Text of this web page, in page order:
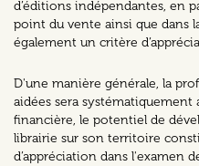
d’éditions indépendantes, en
point du vente ainsi que dans
également un critère
D'une manière générale, la
aidées sera
financière, le potentiel de
librairie sur son territoire
d’appréciation dans l'examen